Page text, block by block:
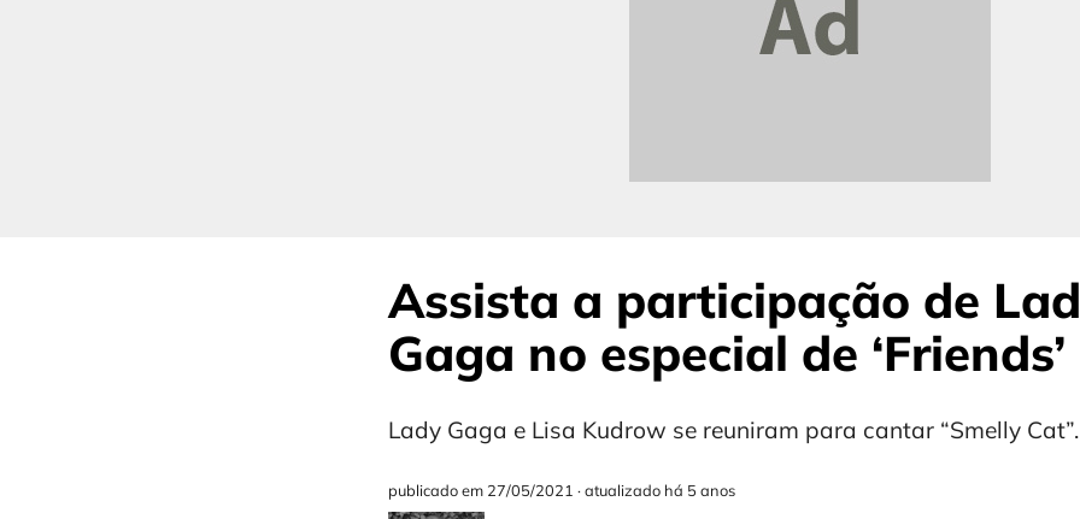
Assista a participação de
Gaga no especial de ‘Friends’
Lady Gaga e Lisa Kudrow se reuniram para cantar “Smelly Cat”.
publicado em 27/05/2021 ·atualizado há 5 anos